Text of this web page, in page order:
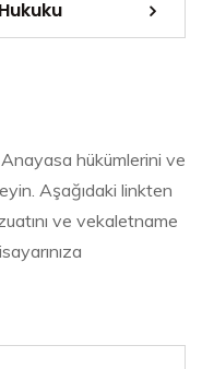
hükümlerini ve
Aşağıdaki linkten
ve vekaletname